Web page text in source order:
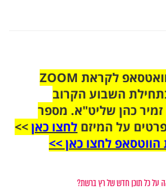
הצטרפו לקבוצת הוואטסאפ לקראת ZOOM
השבוע הקרוב
כהן שליט"א. מספר
על המיזם לחצו כאן>>
לחצו כאן >>
על כל תוכן חדש של רץ ברשת?